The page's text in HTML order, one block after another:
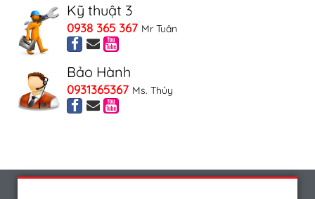
Kỹ thuật 3
0938 365 367 Mr Tuân
Bảo Hành
0931365367 Ms. Thủy